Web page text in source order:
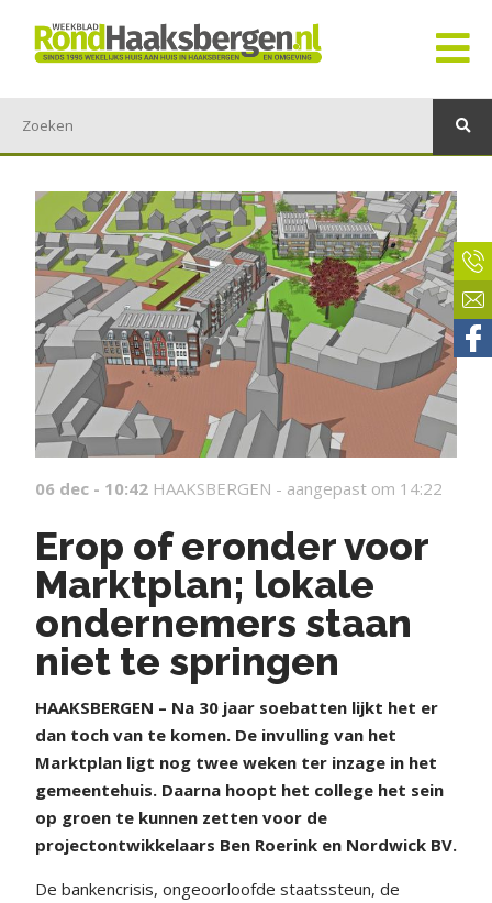
06 dec - 10:42 HAAKSBERGEN - aangepast om 14:22
Erop of eronder voor
Marktplan; lokale
ondernemers staan
niet te springen
HAAKSBERGEN – Na 30 jaar soebatten lijkt het er
dan toch van te komen. De invulling van het
Marktplan ligt nog twee weken ter inzage in het
gemeentehuis. Daarna hoopt het college het sein
op groen te kunnen zetten voor de
projectontwikkelaars Ben Roerink en Nordwick BV.
De bankencrisis, ongeoorloofde staatssteun, de